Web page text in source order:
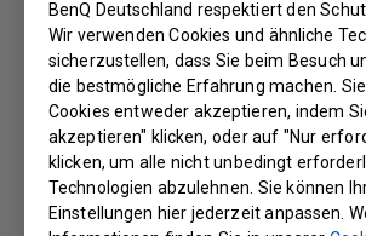
BenQ Deutschland respektiert den
Wir verwenden Cookies und ähnliche
sicherzustellen, dass Sie beim Besuch
die bestmögliche Erfahrung machen.
Cookies entweder akzeptieren, indem
akzeptieren" klicken, oder auf "Nur
klicken, um alle nicht unbedingt
Technologien abzulehnen. Sie können
Einstellungen hier jederzeit anpassen.
Further Query
Der Wired Remote-Anschluss
verwendet, um eine
Fernbedienung anzuschließen. Was
maximale Unterstützungsdistanz